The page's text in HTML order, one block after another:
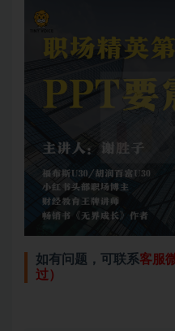
如有问题，可联系客服
过）